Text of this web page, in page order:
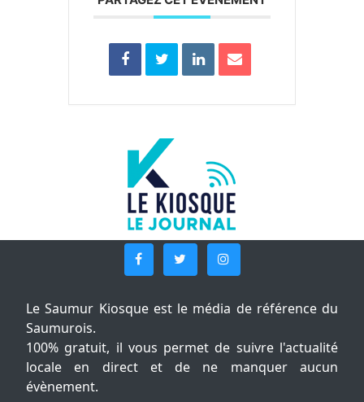
Le Saumur Kiosque est le média de référence du
Saumurois.
100% gratuit, il vous permet de suivre l'actualité
locale en direct et de ne manquer aucun
évènement.